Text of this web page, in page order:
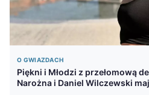
O GWIAZDACH
Piękni i Młodzi z przełomową
Narożna i Daniel Wilczewski